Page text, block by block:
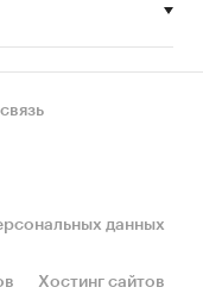
1
на аналитике в
с
данных
Хостинг сайтов